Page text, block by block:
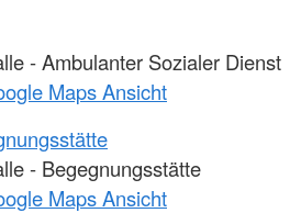
- Ambulanter Sozialer Dienst
Maps Ansicht
- Begegnungsstätte
Maps Ansicht